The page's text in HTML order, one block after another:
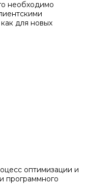
необходимо
для новых
оптимизации и
программного